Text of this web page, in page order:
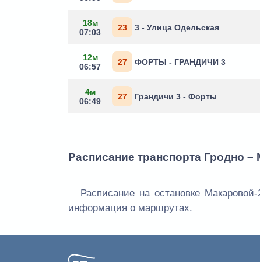
18м
07:03
23 3 - Улица Одельская
12м
06:57
27 ФОРТЫ - ГРАНДИЧИ 3
4м
06:49
27 Грандичи 3 - Форты
Расписание транспорта Гродно –
Расписание на остановке
информация о маршрутах.